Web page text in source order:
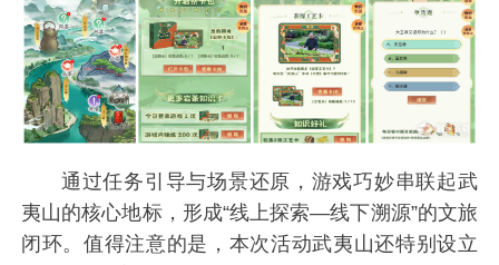
通过任务引导与场景还原，游戏巧妙串联起武
夷山的核心地标，形成“线上探索—线下溯源”的文旅
闭环。值得注意的是，本次活动武夷山还特别设立